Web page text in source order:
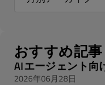
おすすめ記事
AIエージェント向
2026年06月28日